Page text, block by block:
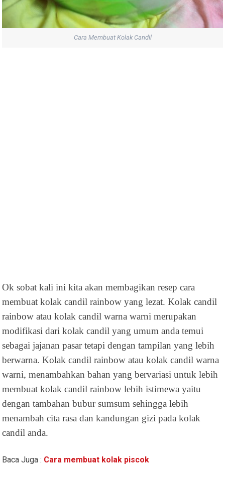
Cara Membuat Kolak Candil
Ok sobat kali ini kita akan membagikan resep cara
membuat kolak candil rainbow yang lezat. Kolak candil
rainbow atau kolak candil warna warni merupakan
modifikasi dari kolak candil yang umum anda temui
sebagai jajanan pasar tetapi dengan tampilan yang lebih
berwarna. Kolak candil rainbow atau kolak candil warna
warni, menambahkan bahan yang bervariasi untuk lebih
membuat kolak candil rainbow lebih istimewa yaitu
dengan tambahan bubur sumsum sehingga lebih
menambah cita rasa dan kandungan gizi pada kolak
candil anda.
Baca Juga : Cara membuat kolak piscok